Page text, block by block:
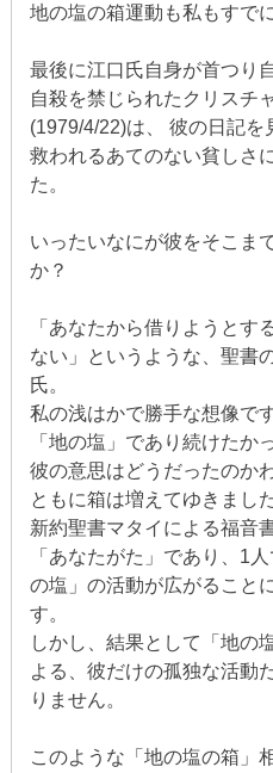
地の塩の箱運動も私もすで
最後に江口氏自身が首つり自
自殺を禁じられたクリスチ
(1979/4/22)は、 彼の日記を
救われるあてのない貧しさ
た。
いったいなにが彼をそこま
か？
「あなたから借りようとす
ない」というような、聖書
氏。
私の浅はかで勝手な想像で
「地の塩」であり続けたか
彼の意思はどうだったのか
ともに箱は増えてゆきました
新約聖書マタイによる福音
「あなたがた」であり、1
の塩」の活動が広がること
す。
しかし、結果として「地の
よる、彼だけの孤独な活動
りません。
このような「地の塩の箱」